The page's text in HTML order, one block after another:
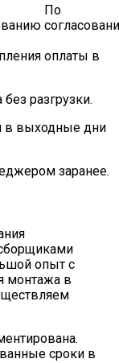
По
оплаты в
разгрузки.
в выходные дни
заранее.
опыт с
монтажа в
сроки в